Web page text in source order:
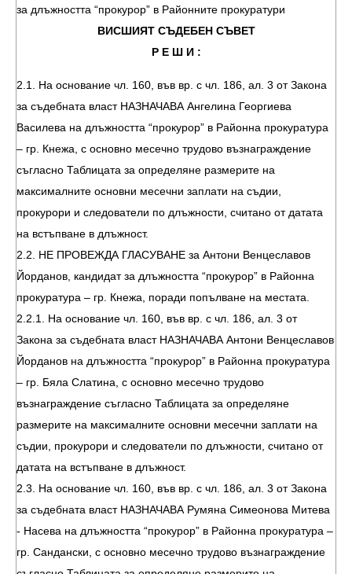
за длъжността “прокурор” в Районните прокуратури
ВИСШИЯТ СЪДЕБЕН СЪВЕТ
Р Е Ш И :
2.1. На основание чл. 160, във вр. с чл. 186, ал. 3 от Закона
за съдебната власт НАЗНАЧАВА Ангелина Георгиева
Василева на длъжността “прокурор” в Районна прокуратура
– гр. Кнежа, с основно месечно трудово възнаграждение
съгласно Таблицата за определяне размерите на
максималните основни месечни заплати на съдии,
прокурори и следователи по длъжности, считано от датата
на встъпване в длъжност.
2.2. НЕ ПРОВЕЖДА ГЛАСУВАНЕ за Антони Венцеславов
Йорданов, кандидат за длъжността “прокурор” в Районна
прокуратура – гр. Кнежа, поради попълване на местата.
2.2.1. На основание чл. 160, във вр. с чл. 186, ал. 3 от
Закона за съдебната власт НАЗНАЧАВА Антони Венцеславов
Йорданов на длъжността “прокурор” в Районна прокуратура
– гр. Бяла Слатина, с основно месечно трудово
възнаграждение съгласно Таблицата за определяне
размерите на максималните основни месечни заплати на
съдии, прокурори и следователи по длъжности, считано от
датата на встъпване в длъжност.
2.3. На основание чл. 160, във вр. с чл. 186, ал. 3 от Закона
за съдебната власт НАЗНАЧАВА Румяна Симеонова Митева
- Насева на длъжността “прокурор” в Районна прокуратура –
гр. Сандански, с основно месечно трудово възнаграждение